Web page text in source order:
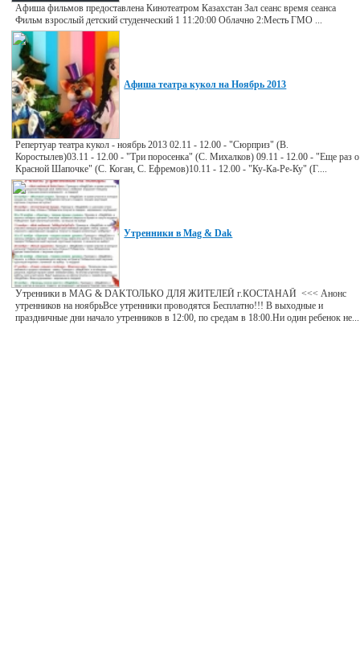
Афиша фильмов предоставлена Кинотеатром Казахстан Зал сеанс время сеанса
Фильм взрослый детский студенческий 1 11:20:00 Облачно 2:Месть ГМО ...
Афиша театра кукол на Ноябрь 2013
Репертуар театра кукол - ноябрь 2013 02.11 - 12.00 - "Сюрприз" (В.
Коростылев)03.11 - 12.00 - "Три поросенка" (С. Михалков) 09.11 - 12.00 - "Еще раз о
Красной Шапочке" (С. Коган, С. Ефремов)10.11 - 12.00 - "Ку-Ка-Ре-Ку" (Г....
Утренники в Mag & Dak
Утренники в MAG & DAKТОЛЬКО ДЛЯ ЖИТЕЛЕЙ г.КОСТАНАЙ <<< Анонс
утренников на ноябрьВсе утренники проводятся Бесплатно!!! В выходные и
праздничные дни начало утренников в 12:00, по средам в 18:00.Ни один ребенок не...